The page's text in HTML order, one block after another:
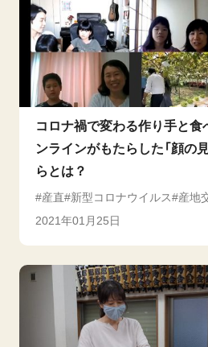
コロナ禍で変わる作り手と食
ンラインがもたらした「顔の
らとは？
産直 新型コロナウイルス 産地
2021年01月25日